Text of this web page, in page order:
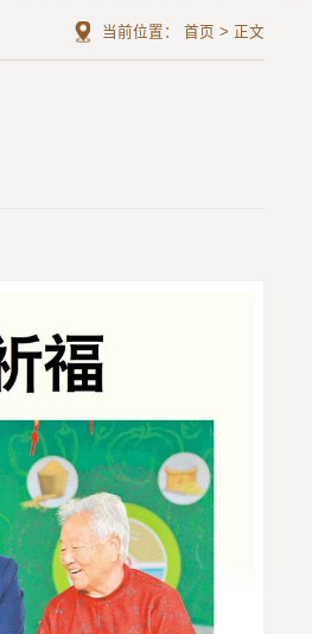
当前位置： 首页 > 正文